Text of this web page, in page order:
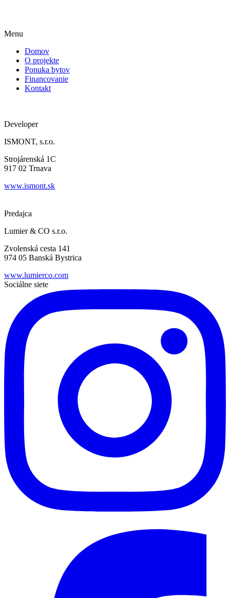
Menu
Domov
O projekte
Ponuka bytov
Financovanie
Kontakt
Developer
ISMONT, s.r.o.
Strojárenská 1C
917 02 Trnava
www.ismont.sk
Predajca
Lumier & CO s.r.o.
Zvolenská cesta 141
974 05 Banská Bystrica
www.lumierco.com
Sociálne siete